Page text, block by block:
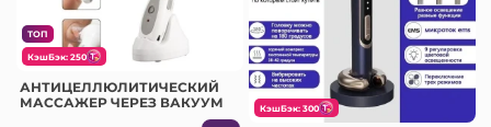
ТОП
КэшБэк: 250
АНТИЦЕЛЛЮЛИТИЧЕСКИЙ
МАССАЖЕР ЧЕРЕЗ ВАКУУМ
КэшБэк: 300